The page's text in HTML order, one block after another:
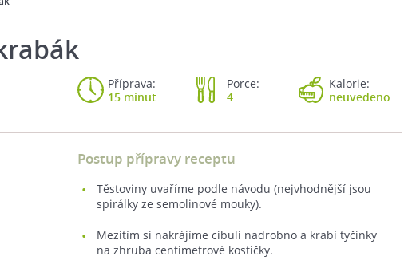
Příprava:
15 minut
Porce:
4
Kalorie:
neuvedeno
Postup přípravy receptu
Těstoviny uvaříme podle návodu (nejvhodnější jsou
spirálky ze semolinové mouky).
Mezitím si nakrájíme cibuli nadrobno a krabí tyčinky
na zhruba centimetrové kostičky.